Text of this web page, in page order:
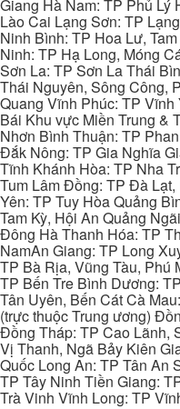
Giang Hà Nam: TP Phủ Lý
Lào Cai Lạng Sơn: TP
Ninh Bình: TP Hoa Lư,
Ninh: TP Hạ Long, Móng
Sơn La: TP Sơn La Thái
Thái Nguyên, Sông Công,
Quang Vĩnh Phúc: TP Vĩnh
Bái Khu vực Miền Trung &
Nhơn Bình Thuận: TP
Đắk Nông: TP Gia Nghĩa
Tĩnh Khánh Hòa: TP Nha
Tum Lâm Đồng: TP Đà
Yên: TP Tuy Hòa Quảng
Tam Kỳ, Hội An Quảng
Đông Hà Thanh Hóa: TP
NamAn Giang: TP Long
TP Bà Rịa, Vũng Tàu, Phú
TP Bến Tre Bình Dương:
Tân Uyên, Bến Cát Cà
(trực thuộc Trung ương)
Đồng Tháp: TP Cao Lãnh,
Vị Thanh, Ngã Bảy Kiên
Quốc Long An: TP Tân An
TP Tây Ninh Tiền Giang:
Trà Vinh Vĩnh Long: TP